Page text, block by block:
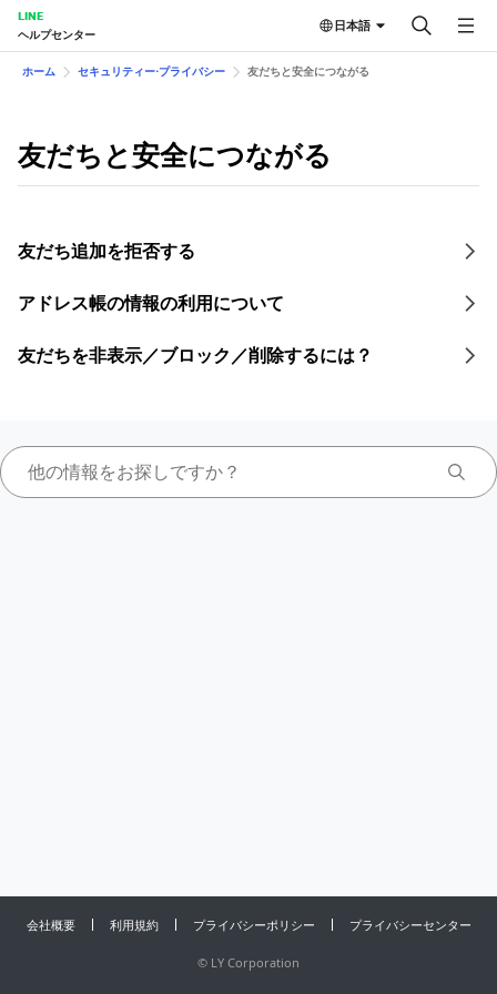
LINE
ヘルプセンター
日本語
ホーム セキュリティー⋅プライバシー 友だちと安全につながる
友だちと安全につながる
友だち追加を拒否する
アドレス帳の情報の利用について
友だちを非表示／ブロック／削除するには？
会社概要 利用規約 プライバシーポリシー プライバシーセンター
© LY Corporation